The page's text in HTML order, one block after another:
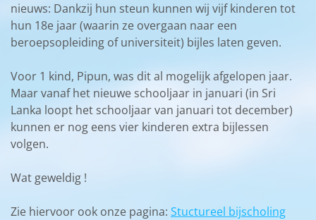
nieuws: Dankzij hun steun kunnen wij vijf kinderen tot
hun 18e jaar (waarin ze overgaan naar een
beroepsopleiding of universiteit) bijles laten geven.
Voor 1 kind, Pipun, was dit al mogelijk afgelopen jaar.
Maar vanaf het nieuwe schooljaar in januari (in Sri
Lanka loopt het schooljaar van januari tot december)
kunnen er nog eens vier kinderen extra bijlessen
volgen.
Wat geweldig !
Zie hiervoor ook onze pagina: Stuctureel bijscholing